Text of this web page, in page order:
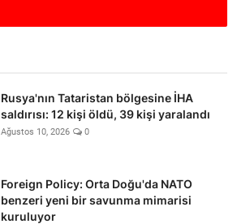
Rusya'nın Tataristan bölgesine İHA
saldırısı: 12 kişi öldü, 39 kişi yaralandı
Ağustos 10, 2026 0
Foreign Policy: Orta Doğu'da NATO
benzeri yeni bir savunma mimarisi
kuruluyor